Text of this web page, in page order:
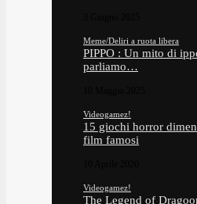
Meme/Deliri a ruota libera
PIPPO : Un mito di
parliamo…
Videogamez!
15 giochi horror
film famosi
Videogamez!
The Legend of